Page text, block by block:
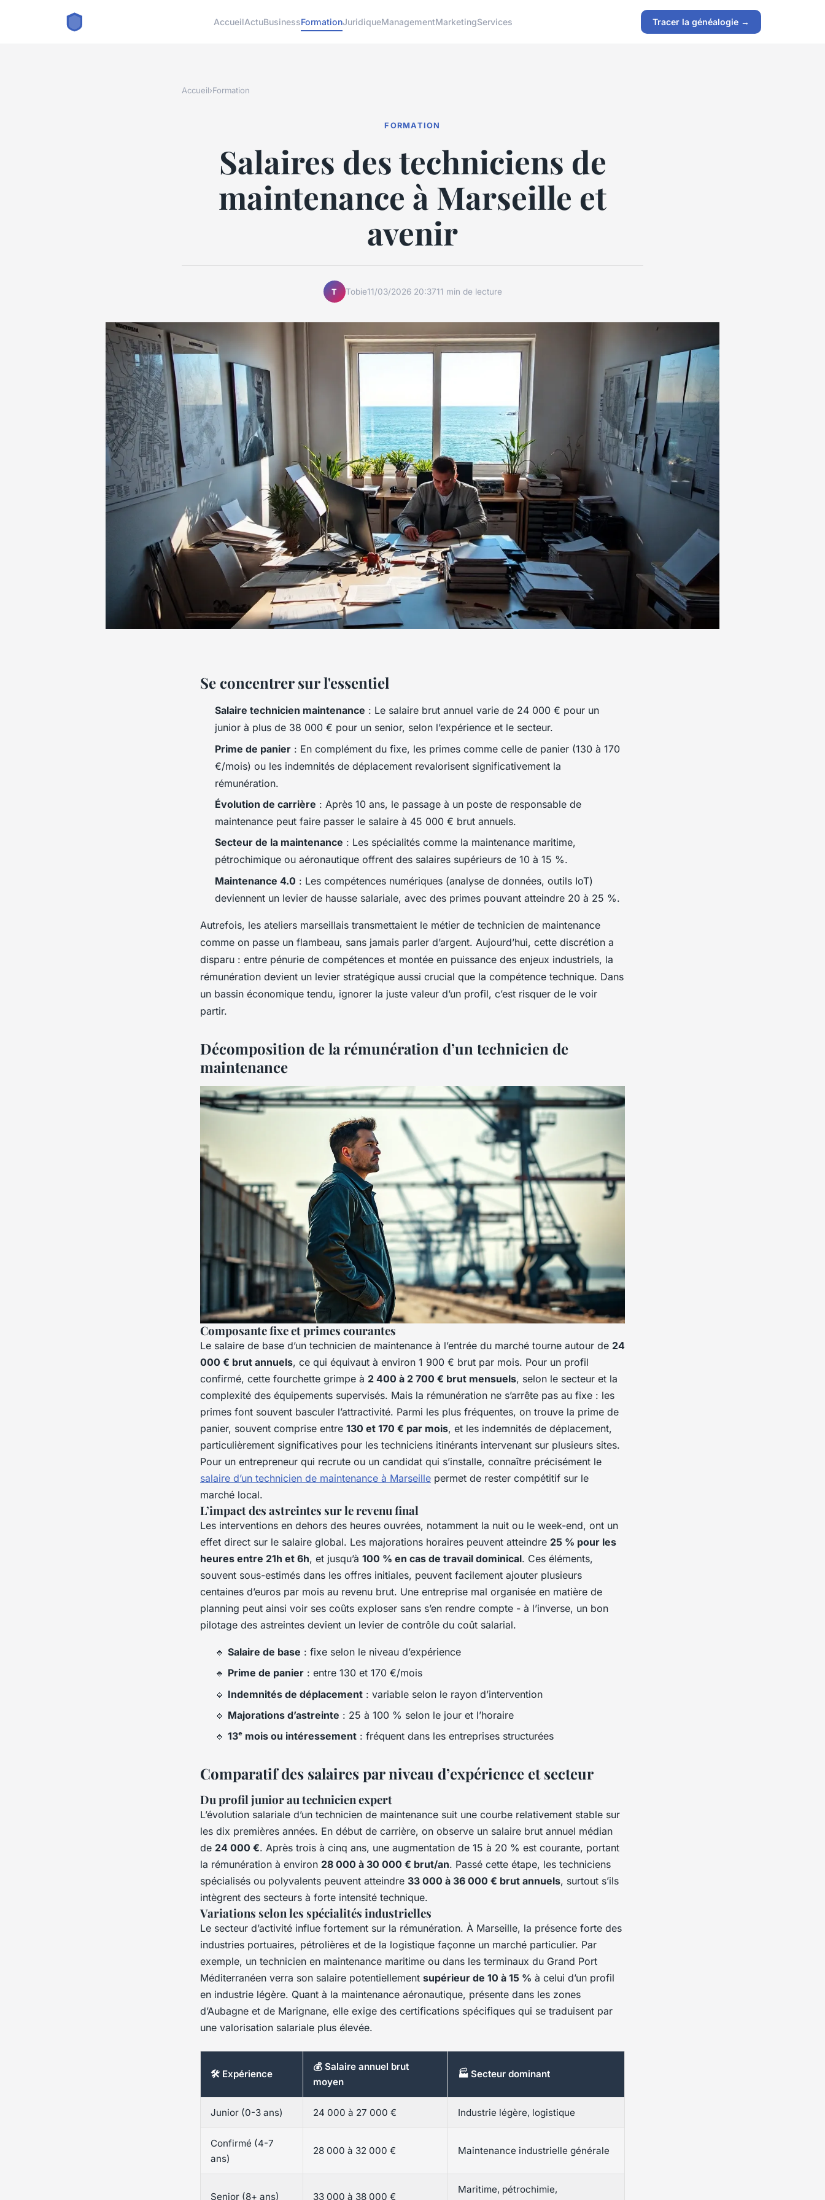
AccueilActuBusinessFormationJuridiqueManagementMarketingServices Tracer la généalogie →
Accueil›Formation
FORMATION
Salaires des techniciens de
maintenance à Marseille et
avenir
T Tobie11/03/2026 20:3711 min de lecture
Se concentrer sur l'essentiel
Salaire technicien maintenance : Le salaire brut annuel varie de 24 000 € pour un
junior à plus de 38 000 € pour un senior, selon l’expérience et le secteur.
Prime de panier : En complément du fixe, les primes comme celle de panier (130 à 170
€/mois) ou les indemnités de déplacement revalorisent significativement la
rémunération.
Évolution de carrière : Après 10 ans, le passage à un poste de responsable de
maintenance peut faire passer le salaire à 45 000 € brut annuels.
Secteur de la maintenance : Les spécialités comme la maintenance maritime,
pétrochimique ou aéronautique offrent des salaires supérieurs de 10 à 15 %.
Maintenance 4.0 : Les compétences numériques (analyse de données, outils IoT)
deviennent un levier de hausse salariale, avec des primes pouvant atteindre 20 à 25 %.
Autrefois, les ateliers marseillais transmettaient le métier de technicien de maintenance
comme on passe un flambeau, sans jamais parler d’argent. Aujourd’hui, cette discrétion a
disparu : entre pénurie de compétences et montée en puissance des enjeux industriels, la
rémunération devient un levier stratégique aussi crucial que la compétence technique. Dans
un bassin économique tendu, ignorer la juste valeur d’un profil, c’est risquer de le voir
partir.
Décomposition de la rémunération d’un technicien de
maintenance
Composante fixe et primes courantes
Le salaire de base d’un technicien de maintenance à l’entrée du marché tourne autour de 24
000 € brut annuels, ce qui équivaut à environ 1 900 € brut par mois. Pour un profil
confirmé, cette fourchette grimpe à 2 400 à 2 700 € brut mensuels, selon le secteur et la
complexité des équipements supervisés. Mais la rémunération ne s’arrête pas au fixe : les
primes font souvent basculer l’attractivité. Parmi les plus fréquentes, on trouve la prime de
panier, souvent comprise entre 130 et 170 € par mois, et les indemnités de déplacement,
particulièrement significatives pour les techniciens itinérants intervenant sur plusieurs sites.
Pour un entrepreneur qui recrute ou un candidat qui s’installe, connaître précisément le
salaire d’un technicien de maintenance à Marseille permet de rester compétitif sur le
marché local.
L’impact des astreintes sur le revenu final
Les interventions en dehors des heures ouvrées, notamment la nuit ou le week-end, ont un
effet direct sur le salaire global. Les majorations horaires peuvent atteindre 25 % pour les
heures entre 21h et 6h, et jusqu’à 100 % en cas de travail dominical. Ces éléments,
souvent sous-estimés dans les offres initiales, peuvent facilement ajouter plusieurs
centaines d’euros par mois au revenu brut. Une entreprise mal organisée en matière de
planning peut ainsi voir ses coûts exploser sans s’en rendre compte - à l’inverse, un bon
pilotage des astreintes devient un levier de contrôle du coût salarial.
🔹 Salaire de base : fixe selon le niveau d’expérience
🔹 Prime de panier : entre 130 et 170 €/mois
🔹 Indemnités de déplacement : variable selon le rayon d’intervention
🔹 Majorations d’astreinte : 25 à 100 % selon le jour et l’horaire
🔹 13ᵉ mois ou intéressement : fréquent dans les entreprises structurées
Comparatif des salaires par niveau d’expérience et secteur
Du profil junior au technicien expert
L’évolution salariale d’un technicien de maintenance suit une courbe relativement stable sur
les dix premières années. En début de carrière, on observe un salaire brut annuel médian
de 24 000 €. Après trois à cinq ans, une augmentation de 15 à 20 % est courante, portant
la rémunération à environ 28 000 à 30 000 € brut/an. Passé cette étape, les techniciens
spécialisés ou polyvalents peuvent atteindre 33 000 à 36 000 € brut annuels, surtout s’ils
intègrent des secteurs à forte intensité technique.
Variations selon les spécialités industrielles
Le secteur d’activité influe fortement sur la rémunération. À Marseille, la présence forte des
industries portuaires, pétrolières et de la logistique façonne un marché particulier. Par
exemple, un technicien en maintenance maritime ou dans les terminaux du Grand Port
Méditerranéen verra son salaire potentiellement supérieur de 10 à 15 % à celui d’un profil
en industrie légère. Quant à la maintenance aéronautique, présente dans les zones
d’Aubagne et de Marignane, elle exige des certifications spécifiques qui se traduisent par
une valorisation salariale plus élevée.
🛠️ Expérience
💰 Salaire annuel brut
moyen
🏭 Secteur dominant
Junior (0-3 ans) 24 000 à 27 000 € Industrie légère, logistique
Confirmé (4-7
ans)
28 000 à 32 000 € Maintenance industrielle générale
Senior (8+ ans) 33 000 à 38 000 €
Maritime, pétrochimie,